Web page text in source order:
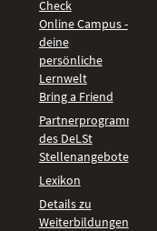
Check
Online Campus -
deine
persönliche
Lernwelt
Bring a Friend
Partnerprogramm
des DeLSt
Stellenangebote
Lexikon
Details zu
Weiterbildungen